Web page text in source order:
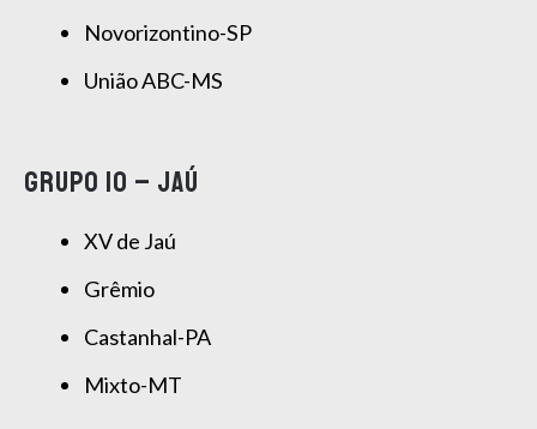
Novorizontino-SP
União ABC-MS
GRUPO 10 – JAÚ
XV de Jaú
Grêmio
Castanhal-PA
Mixto-MT